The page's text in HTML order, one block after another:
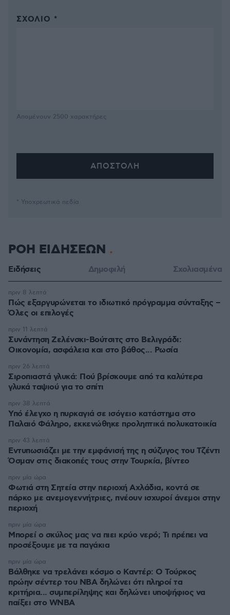
ΣΧΌΛΙΟ *
Απομένουν 2500 χαρακτήρες
* Υποχρεωτικά πεδία
ΡΟΗ ΕΙΔΗΣΕΩΝ
Ειδήσεις Δημοφιλή Σχολιασμένα
Πώς εξαργυρώνεται το ιδιωτικό πρόγραμμα σύνταξης –
Όλες οι επιλογές
πριν 8 λεπτά
Συνάντηση Ζελένσκι-Βούτσιτς στο Βελιγράδι:
Οικονομία, ασφάλεια και στο βάθος... Ρωσία
πριν 11 λεπτά
Σιροπιαστά γλυκά: Πού βρίσκουμε από τα καλύτερα
γλυκά ταψιού για το σπίτι
πριν 26 λεπτά
Υπό έλεγχο η πυρκαγιά σε ισόγειο κατάστημα στο
Παλαιό Φάληρο, εκκενώθηκε προληπτικά πολυκατοικία
πριν 38 λεπτά
Εντυπωσιάζει με την εμφάνισή της η σύζυγος του Τζέντι
Όσμαν στις διακοπές τους στην Τουρκία, βίντεο
πριν 43 λεπτά
Φωτιά στη Σητεία στην περιοχή Αχλάδια, κοντά σε
πάρκο με ανεμογεννήτριες, πνέουν ισχυροί άνεμοι στην
περιοχή
πριν μία ώρα
Μπορεί ο σκύλος μας να πιει κρύο νερό; Τι πρέπει να
προσέξουμε με τα παγάκια
πριν μία ώρα
Βάλθηκε να τρελάνει κόσμο ο Καντέρ: Ο Τούρκος
πρώην σέντερ του NBA δηλώνει ότι πληροί τα
κριτήρια... συμπερίληψης και δηλώνει υποψήφιος να
παίξει στο WNBA
πριν μία ώρα